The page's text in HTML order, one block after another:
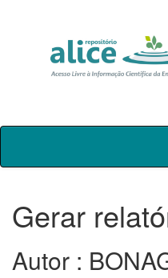
Skip
Gerar
Autor :